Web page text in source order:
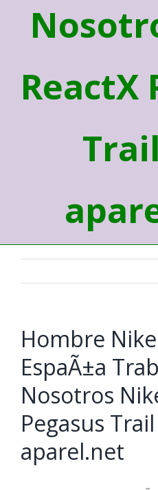
ReactX
Hombre
EspaÃ±a
Nosotros
Pegasus
aparel.net